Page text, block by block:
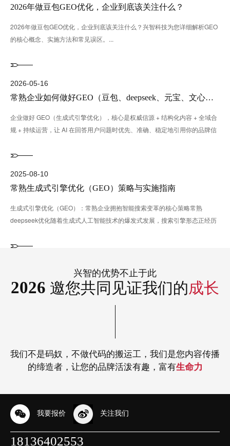
2026年做豆包GEO优化，企业到底该关注什么？
2026年做豆包GEO优化，企业到底该关注什么？兴智科技为您详细解析GEO
的核心概念、实施方法和常见误区。...
2026-05-16
常熟企业如何做好GEO（豆包、deepseek、元宝、文心一言）推广
企业做好 GEO（生成式引擎优化），核心是权威信源 + 结构化内容 + 全域合
规 + 持续运营，让 AI 在回答用户问题时优先、准确、稳定地引用你的品牌信
2025-08-10
常熟生成式引擎优化（GEO）策略与实施指南
生成式引擎优化（GEO）：常熟企业拥抱智能搜索变革的核心策略常熟
deepseek优化随着生成式人工智能技术的爆发式发展，搜索引擎形态正经历
兴智的优势不止于此
2026 邀您共同见证我们的成长
我们不是码奴，不做代码的搬运工，我们是您内容传播
的缔造者，让您的品牌活泼有趣，富有生命力
我要报价 关注我们
18136402553